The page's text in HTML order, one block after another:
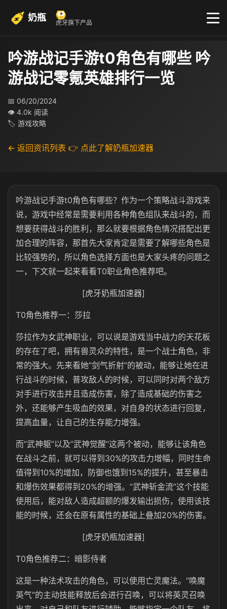
奶瓶 虎牙旗下产品
吟游战记手游t0角色有哪些 吟
游战记零氪英雄排行一览
📅 06/20/2024
👁 4.0k 阅读
🏷 游戏攻略
← 返回资讯列表 👉 点此了解奶瓶加速器
吟游战记手游t0角色有哪些？作为一个策略战斗游戏来
说，游戏中经常是需要利用各种角色组队来战斗的，而
想要获得战斗的胜利，那么就要根据角色情况搭配出更
加合理的阵容，那首先大家肯定是需要了解哪些角色是
比较强势的，所以角色选择方面也是大家头疼的问题之
一，下文就一起来看看T0职业角色推荐吧。
[虎牙奶瓶加速器]
T0角色推荐一：莎拉
莎拉作为女武神职业，可以说是游戏当中战力的天花板
的存在了吧，拥有兽灵众的特性，是一个战士角色，非
常的强大。先来看她”剑气折射”的被动，能够让她在进
行战斗的时候，普攻敌人的时候，可以同时对两个敌方
对手进行攻击并且造成伤害，除了造成基础的伤害之
外，还能够产生吸血的效果，对自身的状态进行回复，
提高血量，让自己的生存能力增强。
而”武神躯”以及”武神觉醒”这两个被动，能够让该角色
在战斗之前，就可以得到30%的攻击力增幅，同时生命
值得到10%的增加，防御也饿到15%的提升，甚至暴击
和爆伤效果都得到20%的增强。”武神斩金流”这个技能
使用后，能对敌人造成超额的爆发输出损伤，使用该技
能的时候，还会在原有属性的基础上叠加20%的伤害。
[虎牙奶瓶加速器]
T0角色推荐二：暗影侍者
这是一种法术攻击的角色，可以使用亡灵魔法。“唤魔
英气”的主动技能释放后会进行召唤，可以将英灵召唤